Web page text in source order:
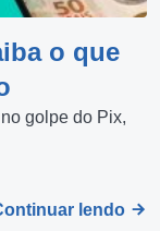
o que
golpe do Pix,
lendo